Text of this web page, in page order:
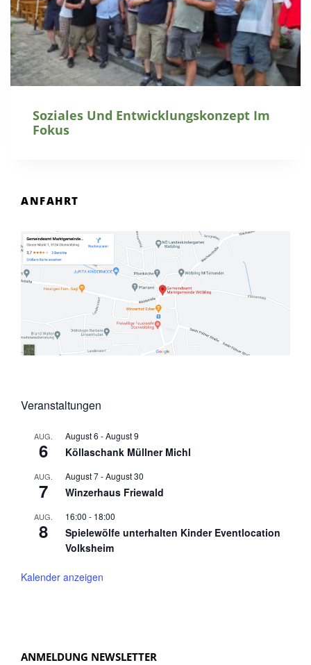
Soziales Und Entwicklungskonzept Im
Fokus
ANFAHRT
Veranstaltungen
AUG.
6
August 6 -August 9
Köllaschank Müllner Michl
AUG.
7
August 7-August 30
Winzerhaus Friewald
AUG.
8
16:00 - 18:00
Spielewölfe unterhalten Kinder Eventlocation
Volksheim
Kalender anzeigen
ANMELDUNG NEWSLETTER